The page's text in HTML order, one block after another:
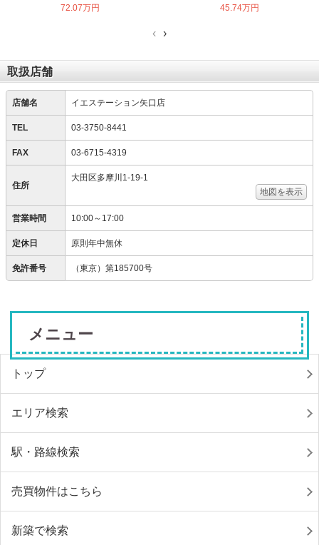
72.07万円 45.74万円
‹ ›
取扱店舗
店舗名 イエステーション矢口店
TEL 03-3750-8441
FAX 03-6715-4319
住所
大田区多摩川1-19-1
地図を表示
営業時間 10:00～17:00
定休日 原則年中無休
免許番号 （東京）第185700号
メニュー
トップ
エリア検索
駅・路線検索
売買物件はこちら
新築で検索